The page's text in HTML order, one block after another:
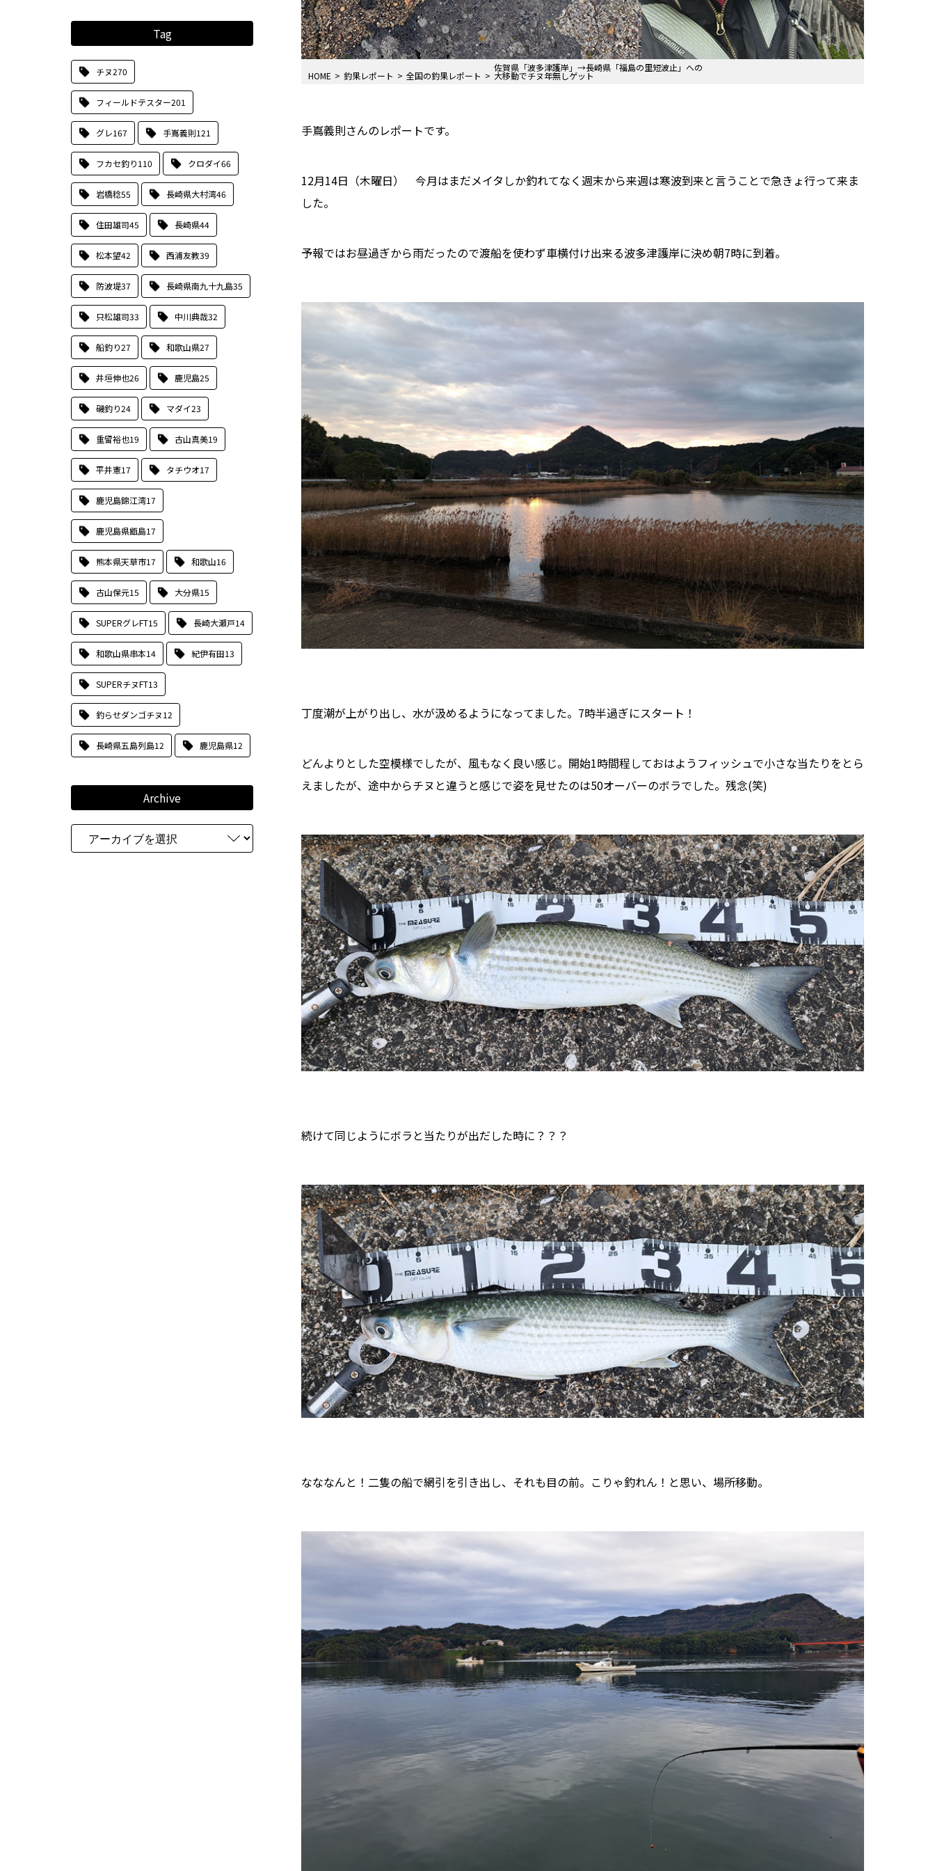
Tag
チヌ270
フィールドテスター201
グレ167 手嶌義則121
フカセ釣り110 クロダイ66
岩橋稔55 長崎県大村湾46
住田雄司45 長崎県44
松本望42 西浦友教39
防波堤37 長崎県南九十九島35
只松雄司33 中川典哉32
船釣り27 和歌山県27
井垣伸也26 鹿児島25
磯釣り24 マダイ23
重留裕也19 古山真美19
平井憲17 タチウオ17
鹿児島錦江湾17
鹿児島県甑島17
熊本県天草市17 和歌山16
古山保元15 大分県15
SUPERグレFT15 長崎大瀬戸14
和歌山県串本14 紀伊有田13
SUPERチヌFT13
釣らせダンゴチヌ12
長崎県五島列島12 鹿児島県12
Archive
HOME 釣果レポート 全国の釣果レポート
佐賀県「波多津護岸」→長崎県「福島の里短波止」への
大移動でチヌ年無しゲット
手嶌義則さんのレポートです。
12月14日（木曜日） 今月はまだメイタしか釣れてなく週末から来週は寒波到来と言うことで急きょ行って来ま
した。
予報ではお昼過ぎから雨だったので渡船を使わず車横付け出来る波多津護岸に決め朝7時に到着。
丁度潮が上がり出し、水が汲めるようになってました。7時半過ぎにスタート！
どんよりとした空模様でしたが、風もなく良い感じ。開始1時間程しておはようフィッシュで小さな当たりをとら
えましたが、途中からチヌと違うと感じで姿を見せたのは50オーバーのボラでした。残念(笑)
続けて同じようにボラと当たりが出だした時に？？？
なななんと！二隻の船で網引を引き出し、それも目の前。こりゃ釣れん！と思い、場所移動。